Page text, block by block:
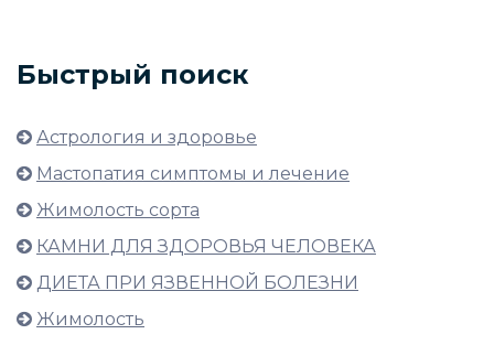
Быстрый поиск
Астрология и здоровье
Мастопатия симптомы и лечение
Жимолость сорта
КАМНИ ДЛЯ ЗДОРОВЬЯ ЧЕЛОВЕКА
ДИЕТА ПРИ ЯЗВЕННОЙ БОЛЕЗНИ
Жимолость